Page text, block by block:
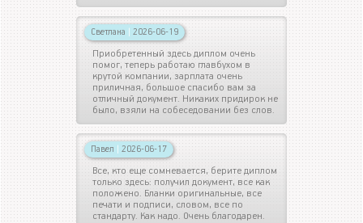
Светлана | 2026-06-19
Приобретенный здесь диплом очень
помог, теперь работаю главбухом в
крутой компании, зарплата очень
приличная, большое спасибо вам за
отличный документ. Никаких придирок не
было, взяли на собеседовании без слов.
Павел | 2026-06-17
Все, кто еще сомневается, берите диплом
только здесь: получил документ, все как
положено. Бланки оригинальные, все
печати и подписи, словом, все по
стандарту. Как надо. Очень благодарен.